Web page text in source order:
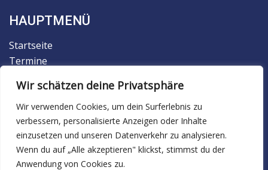
Wir schätzen deine Privatsphäre
Wir verwenden Cookies, um dein Surferlebnis zu
verbessern, personalisierte Anzeigen oder Inhalte
einzusetzen und unseren Datenverkehr zu analysieren.
Wenn du auf „Alle akzeptieren" klickst, stimmst du der
Anwendung von Cookies zu.
HAUPTMENÜ
Startseite
Termine
Trainingsbetrieb
Judo
Ju-Jutsu
Facebook